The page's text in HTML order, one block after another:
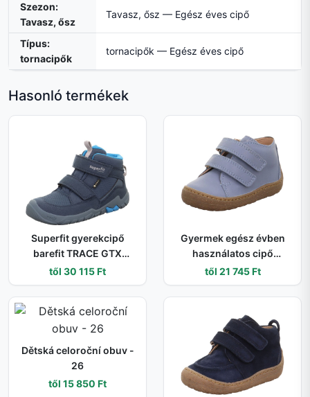
Szezon:
Tavasz, ősz
Tavasz, ősz — Egész éves cipő
Típus:
tornacipők
tornacipők — Egész éves cipő
Hasonló termékek
Superfit gyerekcipő
barefit TRACE GTX
Blue/Turquoise 1-
006042-8000 | vízálló és
légáteresztő magasított
cipő GORE-TEX
membránnal és tépőzáras
záródással - 27
től 30 115 Ft
Gyermek egész évben
használatos cipő
SATURNUS, Superfit,1-
009346-8010, világoskék
- 21
től 21 745 Ft
Dětská celoroční obuv -
26
től 15 850 Ft